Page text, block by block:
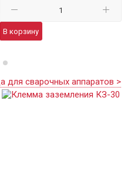
В корзину
для сварочных аппаратов >